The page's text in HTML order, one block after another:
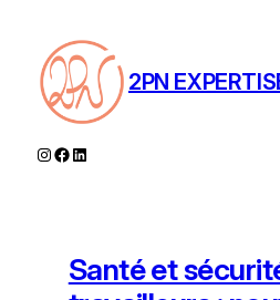
contenu
2PN
Instagram
Facebook
LinkedIn
Santé et